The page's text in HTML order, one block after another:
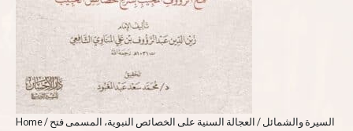
Home/ السيرة والشمائل/ العجالة السنية على الخصائص النبوية، المسمى فتح